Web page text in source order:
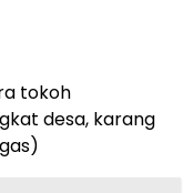
tokoh
desa, karang